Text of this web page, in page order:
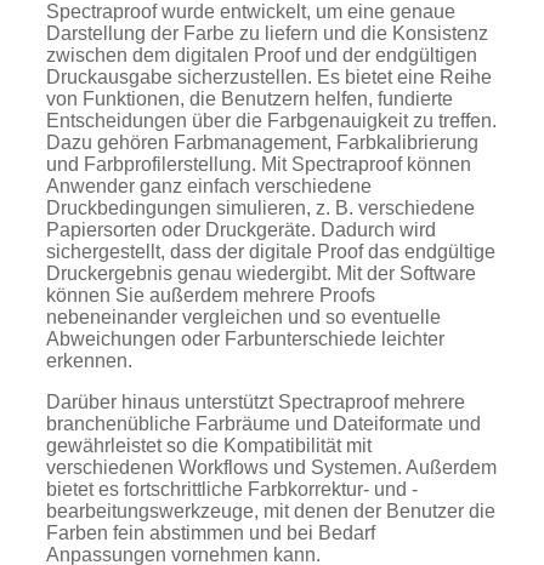
Spectraproof wurde entwickelt, um eine genaue
Darstellung der Farbe zu liefern und die Konsistenz
zwischen dem digitalen Proof und der endgültigen
Druckausgabe sicherzustellen. Es bietet eine Reihe
von Funktionen, die Benutzern helfen, fundierte
Entscheidungen über die Farbgenauigkeit zu treffen.
Dazu gehören Farbmanagement, Farbkalibrierung
und Farbprofilerstellung. Mit Spectraproof können
Anwender ganz einfach verschiedene
Druckbedingungen simulieren, z. B. verschiedene
Papiersorten oder Druckgeräte. Dadurch wird
sichergestellt, dass der digitale Proof das endgültige
Druckergebnis genau wiedergibt. Mit der Software
können Sie außerdem mehrere Proofs
nebeneinander vergleichen und so eventuelle
Abweichungen oder Farbunterschiede leichter
erkennen.
Darüber hinaus unterstützt Spectraproof mehrere
branchenübliche Farbräume und Dateiformate und
gewährleistet so die Kompatibilität mit
verschiedenen Workflows und Systemen. Außerdem
bietet es fortschrittliche Farbkorrektur- und -
bearbeitungswerkzeuge, mit denen der Benutzer die
Farben fein abstimmen und bei Bedarf
Anpassungen vornehmen kann.